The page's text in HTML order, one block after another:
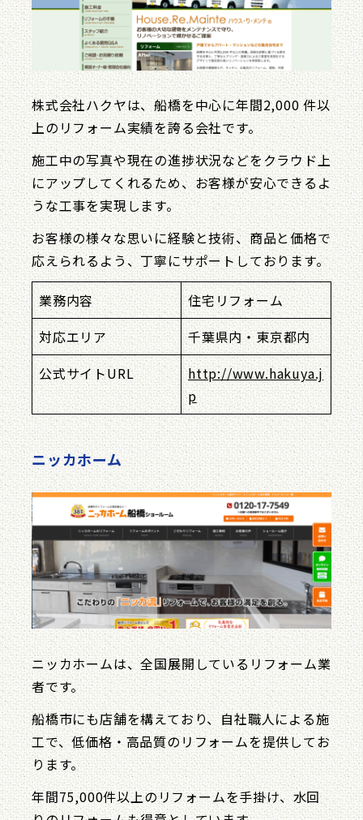
株式会社ハクヤは、船橋を中心に年間2,000 件以
上のリフォーム実績を誇る会社です。
施工中の写真や現在の進捗状況などをクラウド上
にアップしてくれるため、お客様が安心できるよ
うな工事を実現します。
お客様の様々な思いに経験と技術、商品と価格で
応えられるよう、丁寧にサポートしております。
業務内容
住宅リフォーム
対応エリア
千葉県内・東京都内
公式サイトURL
http://www.hakuya.j
p
ニッカホーム
ニッカホームは、全国展開しているリフォーム業
者です。
船橋市にも店舗を構えており、自社職人による施
工で、低価格・高品質のリフォームを提供してお
ります。
年間75,000件以上のリフォームを手掛け、水回